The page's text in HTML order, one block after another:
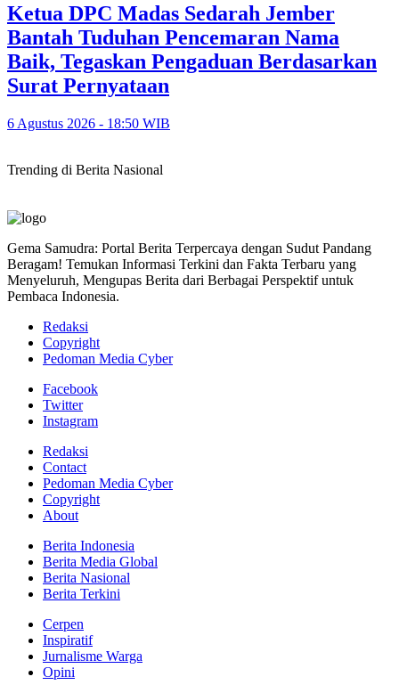
Ketua DPC Madas Sedarah Jember
Bantah Tuduhan Pencemaran Nama
Baik, Tegaskan Pengaduan Berdasarkan
Surat Pernyataan
6 Agustus 2026 - 18:50 WIB
Trending di Berita Nasional
Gema Samudra: Portal Berita Terpercaya dengan Sudut Pandang
Beragam! Temukan Informasi Terkini dan Fakta Terbaru yang
Menyeluruh, Mengupas Berita dari Berbagai Perspektif untuk
Pembaca Indonesia.
Redaksi
Copyright
Pedoman Media Cyber
Facebook
Twitter
Instagram
Redaksi
Contact
Pedoman Media Cyber
Copyright
About
Berita Indonesia
Berita Media Global
Berita Nasional
Berita Terkini
Cerpen
Inspiratif
Jurnalisme Warga
Opini